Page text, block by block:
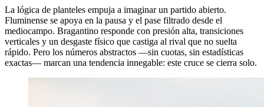
La lógica de planteles empuja a imaginar un partido abierto.
Fluminense se apoya en la pausa y el pase filtrado desde el
mediocampo. Bragantino responde con presión alta, transiciones
verticales y un desgaste físico que castiga al rival que no suelta
rápido. Pero los números abstractos —sin cuotas, sin estadísticas
exactas— marcan una tendencia innegable: este cruce se cierra solo.